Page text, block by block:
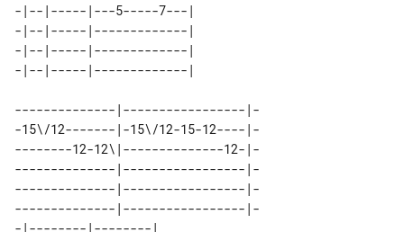
-|--|-----|---5-----7---|
-|--|-----|-------------|
-|--|-----|-------------|
--------------|-----------------|-
-15\/12-------|-15\/12-15-12----|-
--------12-12\|--------------12-|-
--------------|-----------------|-
--------------|-----------------|-
--------------|-----------------|-
-|--------|--------|